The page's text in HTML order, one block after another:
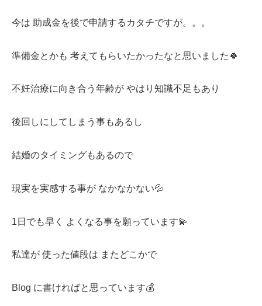
今は 助成金を後で申請するカタチですが。。。
準備金とかも 考えてもらいたかったなと思いました🍀
不妊治療に向き合う年齢が やはり知識不足もあり
後回しにしてしまう事もあるし
結婚のタイミングもあるので
現実を実感する事が なかなかない💦
1日でも早く よくなる事を願っています💫
私達が 使った値段は またどこかで
Blog に書ければと思っています💰